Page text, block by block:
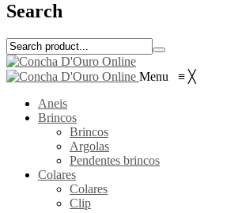
Search
Menu ≡ ╳
Aneis
Brincos
Brincos
Argolas
Pendentes brincos
Colares
Colares
Clip